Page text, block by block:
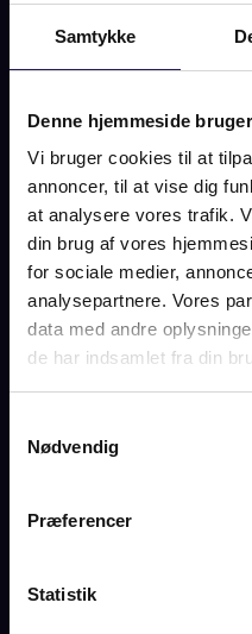
Samtykke
Denne hjemmeside
Vi bruger cookies til at
annoncer, til at vise dig
at analysere vores trafik.
din brug af vores
for sociale medier,
analysepartnere. Vores
data med andre
de har indsamlet fra din
Nødvendig
Præferencer
Statistik
ANDRE